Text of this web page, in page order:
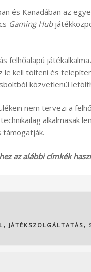
és Kanadában az
Gaming Hub
felhőalapú
le kell tölteni és
közvetlenül
nem tervezi a
alkalmasak
az alábbi címkék
, JÁTÉKSZOLGÁLTATÁS,